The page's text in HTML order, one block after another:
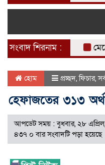
সংবাদ শিরনাম :
হোম প্রচ্ছদ,ফিচার,
হেফাজতের ৩১৩
আপডেট সময় : বুধবার, ২৮
৪৩৭ ০ বার সংবাদটি পড়া হয়েছে